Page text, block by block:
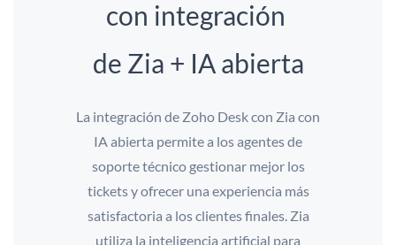
con integración
de Zia + IA abierta
La integración de Zoho Desk con Zia con
IA abierta permite a los agentes de
soporte técnico gestionar mejor los
tickets y ofrecer una experiencia más
satisfactoria a los clientes finales. Zia
utiliza la inteligencia artificial para